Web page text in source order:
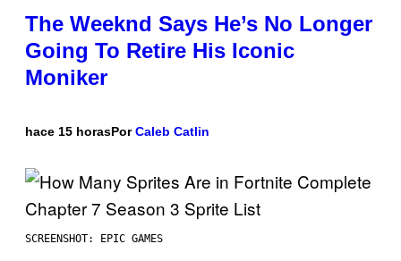
The Weeknd Says He’s No Longer
Going To Retire His Iconic
Moniker
hace 15 horasPorCaleb Catlin
SCREENSHOT: EPIC GAMES